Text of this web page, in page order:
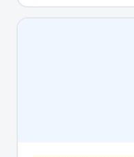
Республикасының…